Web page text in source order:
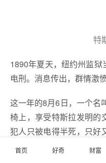
特
1890年夏天，纽约州监
电刑。消息传出，群情激
这一年的8月6日，一个名
椅上，享受特斯拉发明的
犯人只被电得半死，只好
背着起火来，伴随着一
首页 好奇 财富